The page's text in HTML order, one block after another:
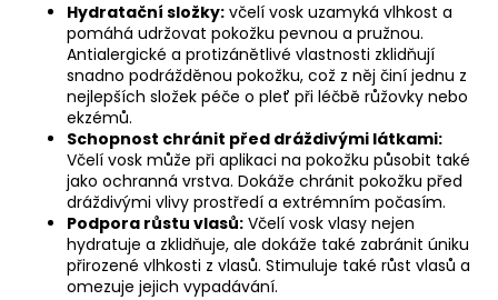
Hydratační složky: včelí vosk uzamyká vlhkost a
pomáhá udržovat pokožku pevnou a pružnou.
Antialergické a protizánětlivé vlastnosti zklidňují
snadno podrážděnou pokožku, což z něj činí jednu z
nejlepších složek péče o pleť při léčbě růžovky nebo
ekzémů.
Schopnost chránit před dráždivými látkami:
Včelí vosk může při aplikaci na pokožku působit také
jako ochranná vrstva. Dokáže chránit pokožku před
dráždivými vlivy prostředí a extrémním počasím.
Podpora růstu vlasů: Včelí vosk vlasy nejen
hydratuje a zklidňuje, ale dokáže také zabránit úniku
přirozené vlhkosti z vlasů. Stimuluje také růst vlasů a
omezuje jejich vypadávání.